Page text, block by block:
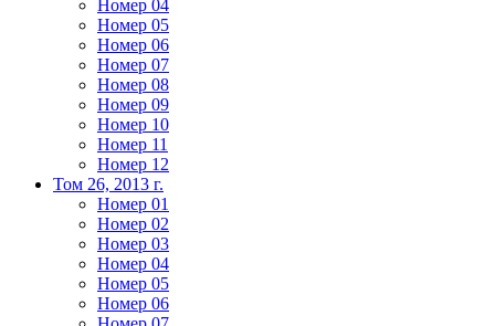
Номер 04
Номер 05
Номер 06
Номер 07
Номер 08
Номер 09
Номер 10
Номер 11
Номер 12
Том 26, 2013 г.
Номер 01
Номер 02
Номер 03
Номер 04
Номер 05
Номер 06